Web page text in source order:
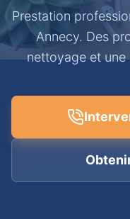
Prestation
Annecy. Des
nettoyage et